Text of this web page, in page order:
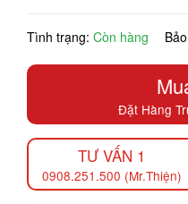
Tình trạng: Còn hàng
Đặt Hàng
TƯ VẤN 1
0908.251.500 (Mr.Thiện)